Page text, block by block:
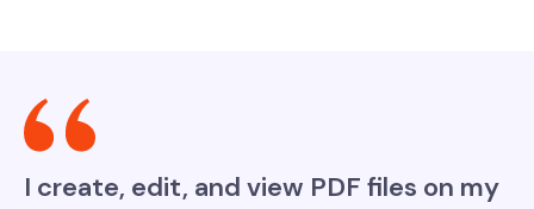
I create, edit, and view PDF files on my